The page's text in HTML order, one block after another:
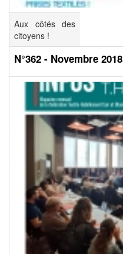
Aux côtés des
citoyens !
N°362 - Novembre 2018